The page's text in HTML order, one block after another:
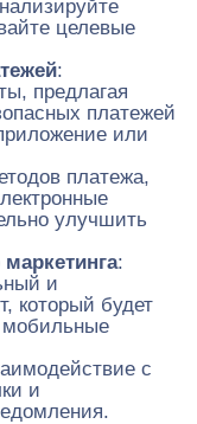
целевые
:
предлагая
платежей
или
платежа,
улучшить
:
и
который будет
мобильные
с
и